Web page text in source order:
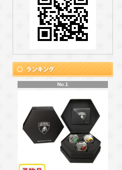
No.1